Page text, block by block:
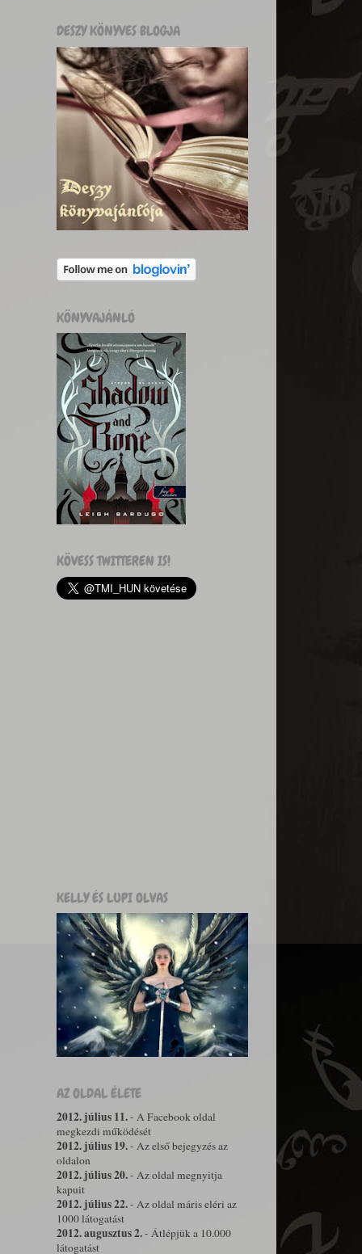
DESZY KÖNYVES BLOGJA
KÖNYVAJÁNLÓ
KÖVESS TWITTEREN IS!
KELLY ÉS LUPI OLVAS
AZ OLDAL ÉLETE
2012. július 11.- A Facebook oldal
megkezdi működését
2012. július 19.- Az első bejegyzés az
oldalon
2012. július 20.- Az oldal megnyitja
kapuit
2012. július 22.- Az oldal máris eléri az
1000 látogatást
2012. augusztus 2.- Átlépjük a 10.000
látogatást